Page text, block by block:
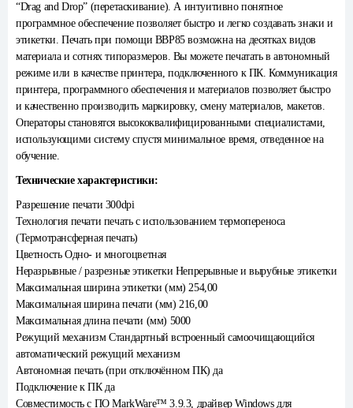
“Drag and Drop” (перетаскивание). А интуитивно понятное
программное обеспечение позволяет быстро и легко создавать знаки и
этикетки. Печать при помощи BBP85 возможна на десятках видов
материала и сотнях типоразмеров. Вы можете печатать в автономный
режиме или в качестве принтера, подключенного к ПК. Коммуникация
принтера, программного обеспечения и материалов позволяет быстро
и качественно производить маркировку, смену материалов, макетов.
Операторы становятся высококвалифицированными специалистами,
использующими систему спустя минимальное время, отведенное на
обучение.
Технические характеристики:
Разрешение печати 300dpi
Технология печати печать с использованием термопереноса
(Термотрансферная печать)
Цветность Одно- и многоцветная
Неразрывные / разрезные этикетки Непрерывные и вырубные этикетки
Максимальная ширина этикетки (мм) 254,00
Максимальная ширина печати (мм) 216,00
Максимальная длина печати (мм) 5000
Режущий механизм Стандартный встроенный самоочищающийся
автоматический режущий механизм
Автономная печать (при отключённом ПК) да
Подключение к ПК да
Совместимость с ПО MarkWare™ 3.9.3, драйвер Windows для